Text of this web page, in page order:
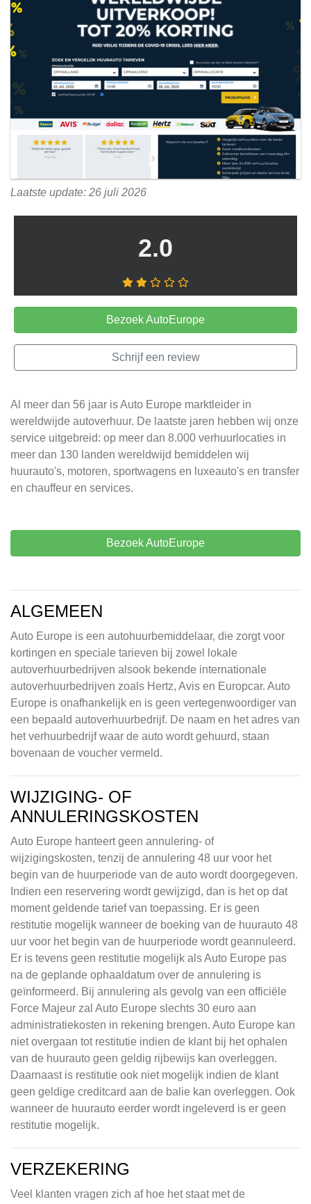
Laatste update: 26 juli 2026
2.0
Bezoek AutoEurope
Schrijf een review
Al meer dan 56 jaar is Auto Europe marktleider in
wereldwijde autoverhuur. De laatste jaren hebben wij onze
service uitgebreid: op meer dan 8.000 verhuurlocaties in
meer dan 130 landen wereldwijd bemiddelen wij
huurauto's, motoren, sportwagens en luxeauto's en transfer
en chauffeur en services.
Bezoek AutoEurope
ALGEMEEN
Auto Europe is een autohuurbemiddelaar, die zorgt voor
kortingen en speciale tarieven bij zowel lokale
autoverhuurbedrijven alsook bekende internationale
autoverhuurbedrijven zoals Hertz, Avis en Europcar. Auto
Europe is onafhankelijk en is geen vertegenwoordiger van
een bepaald autoverhuurbedrijf. De naam en het adres van
het verhuurbedrijf waar de auto wordt gehuurd, staan
bovenaan de voucher vermeld.
WIJZIGING- OF
ANNULERINGSKOSTEN
Auto Europe hanteert geen annulering- of
wijzigingskosten, tenzij de annulering 48 uur voor het
begin van de huurperiode van de auto wordt doorgegeven.
Indien een reservering wordt gewijzigd, dan is het op dat
moment geldende tarief van toepassing. Er is geen
restitutie mogelijk wanneer de boeking van de huurauto 48
uur voor het begin van de huurperiode wordt geannuleerd.
Er is tevens geen restitutie mogelijk als Auto Europe pas
na de geplande ophaaldatum over de annulering is
geïnformeerd. Bij annulering als gevolg van een officiële
Force Majeur zal Auto Europe slechts 30 euro aan
administratiekosten in rekening brengen. Auto Europe kan
niet overgaan tot restitutie indien de klant bij het ophalen
van de huurauto geen geldig rijbewijs kan overleggen.
Daarnaast is restitutie ook niet mogelijk indien de klant
geen geldige creditcard aan de balie kan overleggen. Ook
wanneer de huurauto eerder wordt ingeleverd is er geen
restitutie mogelijk.
VERZEKERING
Veel klanten vragen zich af hoe het staat met de